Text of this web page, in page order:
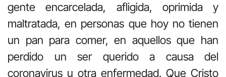
gente encarcelada, afligida, oprimida y
maltratada, en personas que hoy no tienen
un pan para comer, en aquellos que han
perdido un ser querido a causa del
coronavirus u otra enfermedad. Que Cristo